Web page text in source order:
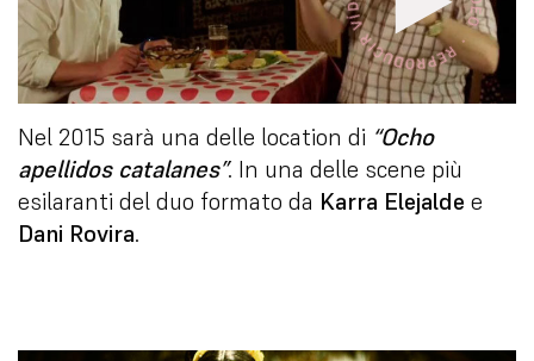
Nel 2015 sarà una delle location di “Ocho
apellidos catalanes”. In una delle scene più
esilaranti del duo formato da Karra Elejalde e
Dani Rovira.